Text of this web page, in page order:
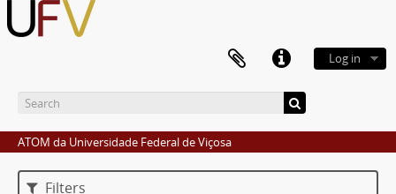
Log in
ATOM da Universidade Federal de Viçosa
Filters